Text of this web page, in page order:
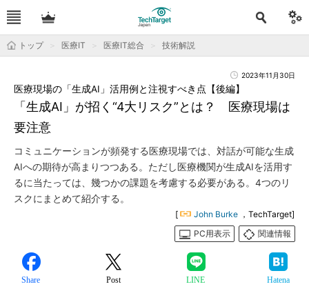
トップ 医療IT 医療IT総合 技術解説
2023年11月30日
「生成AI」が招く“4大リスク”とは？ 医療現場は
要注意
医療現場の「生成AI」活用例と注視すべき点【後編】
コミュニケーションが頻発する医療現場では、対話が可能な生成
AIへの期待が高まりつつある。ただし医療機関が生成AIを活用す
るに当たっては、幾つかの課題を考慮する必要がある。4つのリ
スクにまとめて紹介する。
[ John Burke ，TechTarget]
PC用表示
関連情報
Share Post LINE Hatena